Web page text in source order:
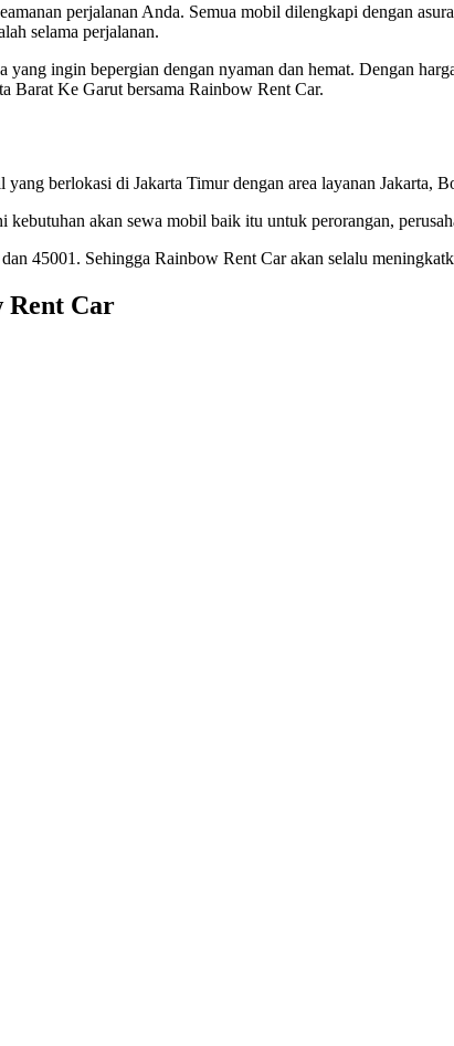
perjalanan Anda. Semua mobil dilengkapi dengan
selama perjalanan.
ingin bepergian dengan nyaman dan hemat. Dengan
Barat Ke Garut bersama Rainbow Rent Car.
berlokasi di Jakarta Timur dengan area layanan Jakarta,
akan sewa mobil baik itu untuk perorangan,
45001. Sehingga Rainbow Rent Car akan selalu
Rent Car